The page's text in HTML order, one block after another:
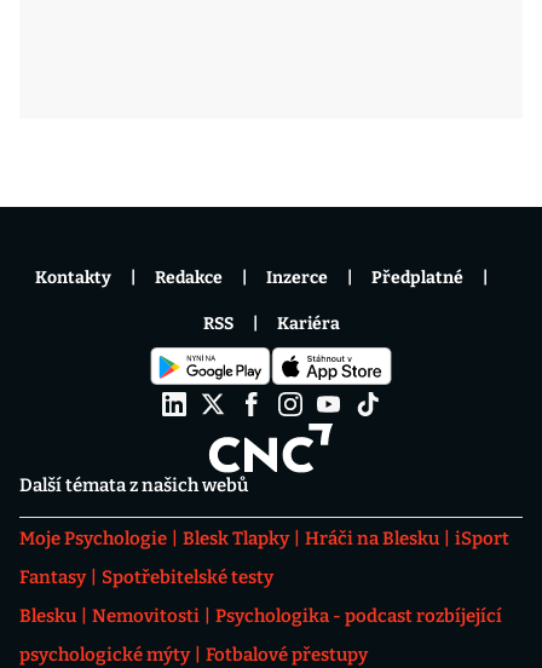
Další témata z našich webů
Moje Psychologie Blesk Tlapky Hráči na Blesku
iSport
Fantasy
Spotřebitelské testy
Blesku
Nemovitosti
Psychologika - podcast rozbíjející
psychologické mýty
Fotbalové přestupy
Kontakty Redakce Inzerce Předplatné
RSS Kariéra